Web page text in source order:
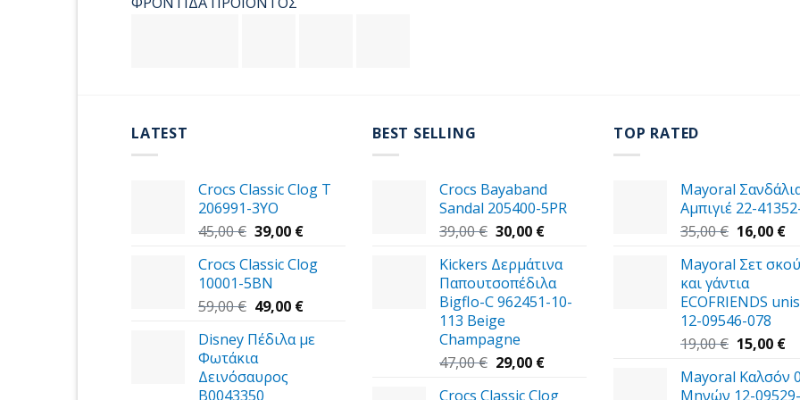
LATEST
Crocs Classic Clog T
206991-3YΟ
45,00€ Original
was:
45,00 €.
39,00 €Η
τιμή
39,00 €.
Crocs Classic Clog
10001-5BN
59,00€ Original
was:
59,00 €.
49,00 €Η
τιμή
Disney Πέδιλα με
Φωτάκια
Δεινόσαυρος
B0043350
BEST SELLING
Crocs Bayaband
Sandal 205400-5PR
39,00€ Original
was:
39,00 €.
30,00 €Η
τιμή
είναι:
30,00 €.
Kickers Δερμάτινα
Παπουτσοπέδιλα
Bigflo-C 962451-10-
113 Beige
Champagne
47,00€ Original
29,00 €Η
Crocs Classic Clog
TOP RATED
Mayoral
Αμπιγιέ 22-
35,00€ Original
was:
35,00 €.
16,00 €Η
Mayoral Σετ
και γάντια
ECOFRIENDS
12-09546-078
19,00€ Original
was:
15,00 €Η
Mayoral Καλσόν
Μηνών 12-